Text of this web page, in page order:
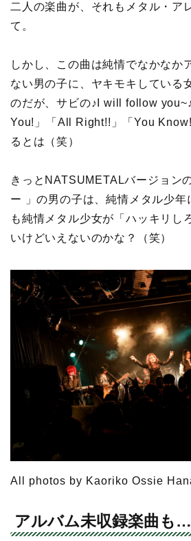
二人の楽曲が、それもメタル・ア
て。
しかし、この曲は純情でなかなか
ない男の子に、ヤキモキしている
のだが、サビの♪I will follow
You!」「All Right!!」「You
るとは（笑）
きっとNATSUMETALバージョン
ー 」の男の子は、純情メタル少年
も純情メタル少女が「ハッキリし
いけどいえないのかな？（笑）
All photos by Kaoriko Ossie
アルバム未収録楽曲も